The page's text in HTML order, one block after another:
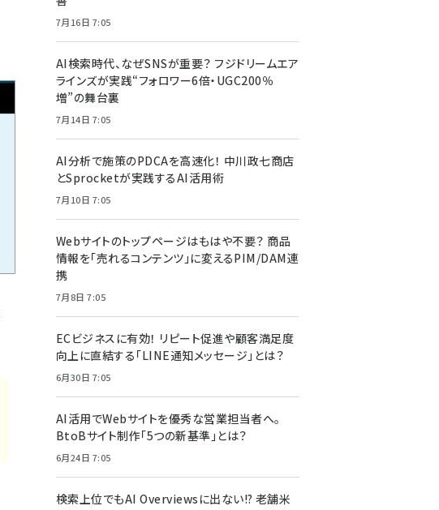
7月16日 7:05
AI検索時代、なぜSNSが重要？ フジドリームエア
ラインズが実践“フォロワー6倍・UGC200％
増”の舞台裏
7月14日 7:05
AI分析で施策のPDCAを高速化！ 中川政七商店
とSprocketが実践するAI活用術
7月10日 7:05
Webサイトのトップページはもはや不要？ 商品
情報を「売れるコンテンツ」に変えるPIM/DAM連
携
7月8日 7:05
ECビジネスに有効！ リピート促進や顧客満足度
向上に直結する「LINE通知メッセージ」とは？
6月30日 7:05
AI活用でWebサイトを優秀な営業担当者へ。
BtoBサイト制作「5つの新基準」とは？
6月24日 7:05
検索上位でもAI Overviewsに出ない!? 老舗米